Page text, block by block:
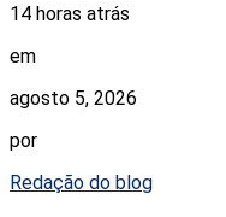
14 horas atrás
em
agosto 5, 2026
por
Redação do blog